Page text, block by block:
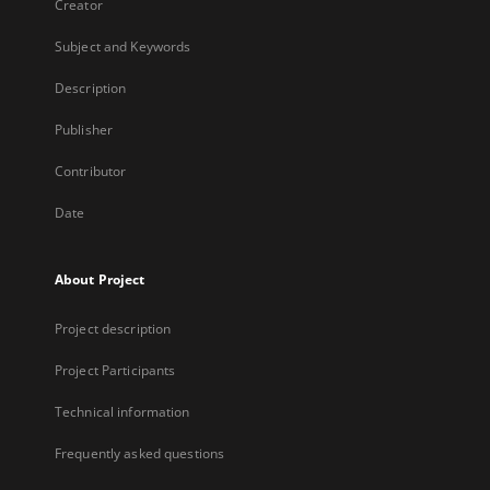
Creator
Subject and Keywords
Description
Publisher
Contributor
Date
About Project
Project description
Project Participants
Technical information
Frequently asked questions